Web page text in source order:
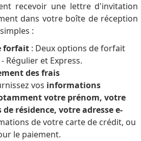
recevoir une lettre d'invitation
dans votre boîte de réception
:
forfait: Deux options de forfait
Régulier et Express.
des frais
vos informations
votre prénom, votre
résidence, votre adresse e-
de votre carte de crédit, ou
le paiement.